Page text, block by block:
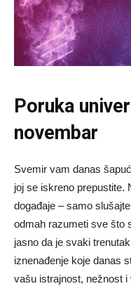
Poruka
novembar
Svemir vam danas
joj se iskreno prepustite.
događaje – samo
odmah razumeti sve što
jasno da je svaki
iznenađenje koje danas
vašu istrajnost, nežnost i